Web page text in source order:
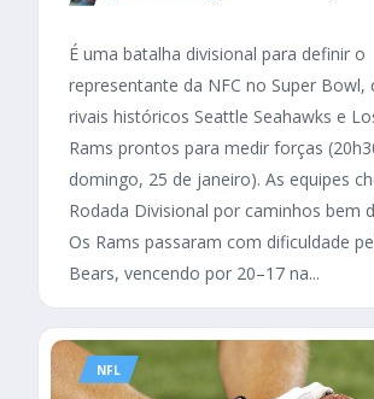
É uma batalha divisional para definir o
representante da NFC no Super Bowl,
rivais históricos Seattle Seahawks e
Rams prontos para medir forças
domingo, 25 de janeiro). As equipes
Rodada Divisional por caminhos bem
Os Rams passaram com dificuldade
Bears, vencendo por 20–17 na...
NFL